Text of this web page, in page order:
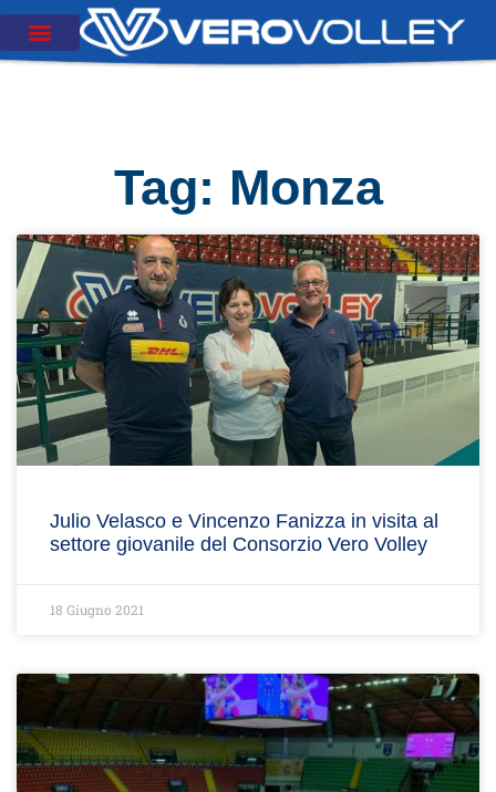
Tag: Monza
Julio Velasco e Vincenzo Fanizza in visita al
settore giovanile del Consorzio Vero Volley
18 Giugno 2021